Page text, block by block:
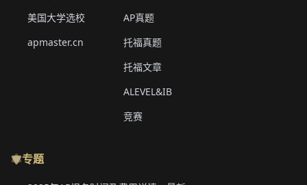
美国大学选校
apmaster.cn
AP真题
托福真题
托福文章
ALEVEL&IB
竞赛
专题